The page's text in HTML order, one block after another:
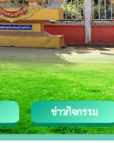
ข่าวกิจกรรม